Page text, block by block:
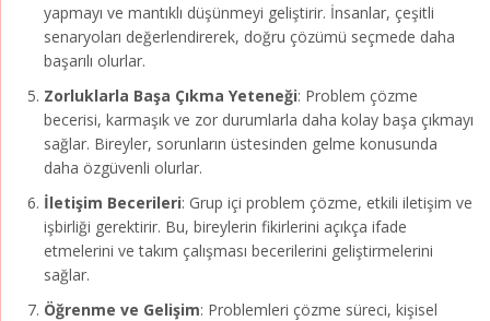
yapmayı ve mantıklı düşünmeyi geliştirir. İnsanlar, çeşitli
senaryoları değerlendirerek, doğru çözümü seçmede daha
başarılı olurlar.
Zorluklarla Başa Çıkma Yeteneği: Problem çözme
becerisi, karmaşık ve zor durumlarla daha kolay başa çıkmayı
sağlar. Bireyler, sorunların üstesinden gelme konusunda
daha özgüvenli olurlar.
İletişim Becerileri: Grup içi problem çözme, etkili iletişim ve
işbirliği gerektirir. Bu, bireylerin fikirlerini açıkça ifade
etmelerini ve takım çalışması becerilerini geliştirmelerini
sağlar.
Öğrenme ve Gelişim: Problemleri çözme süreci, kişisel